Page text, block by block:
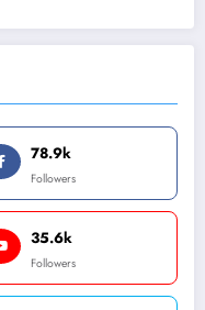
78.9k
Followers
35.6k
Followers